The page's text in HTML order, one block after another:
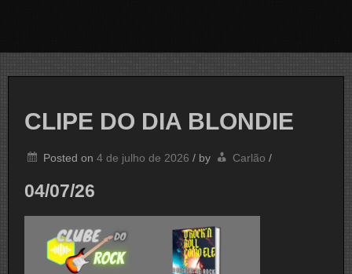
CLIPE DO DIA BLONDIE
Posted on 4 de julho de 2026 / by Carlão /
04/07/26